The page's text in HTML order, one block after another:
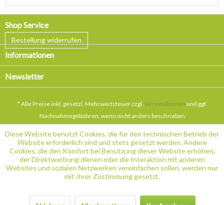
Shop Service
Bestellung widerrufen
Informationen
Newsletter
* Alle Preise inkl. gesetzl. Mehrwertsteuer zzgl. Versandkosten und ggf.
Nachnahmegebühren, wenn nicht anders beschrieben
Diese Website benutzt Cookies, die für den technischen Betrieb der
Website erforderlich sind und stets gesetzt werden. Andere
Cookies, die den Komfort bei Benutzung dieser Website erhöhen,
der Direktwerbung dienen oder die Interaktion mit anderen
Websites und sozialen Netzwerken vereinfachen sollen, werden nur
mit Ihrer Zustimmung gesetzt.